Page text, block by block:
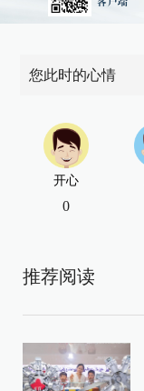
您此时的心情
开心
0
推荐阅读